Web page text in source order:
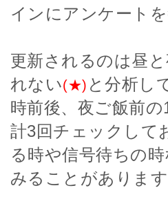
インにアンケート
更新されるのは昼
れない(★) と分析し
時前後、夜ご飯前
計3回チェックして
る時や信号待ちの
みることがあります